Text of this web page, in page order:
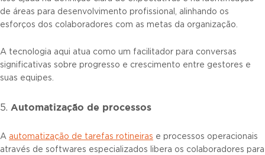
de áreas para desenvolvimento profissional, alinhando os
esforços dos colaboradores com as metas da organização.
A tecnologia aqui atua como um facilitador para conversas
significativas sobre progresso e crescimento entre gestores e
suas equipes.
5. Automatização de processos
A automatização de tarefas rotineiras e processos operacionais
através de softwares especializados libera os colaboradores para